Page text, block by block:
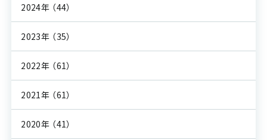
2024年 （44）
2023年 （35）
2022年 （61）
2021年 （61）
2020年 （41）